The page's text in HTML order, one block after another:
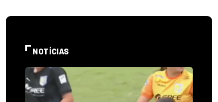
NOTÍCIAS